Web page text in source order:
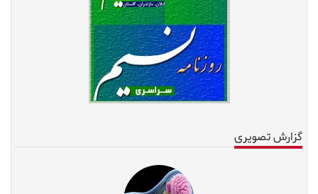
گزارش تصویری